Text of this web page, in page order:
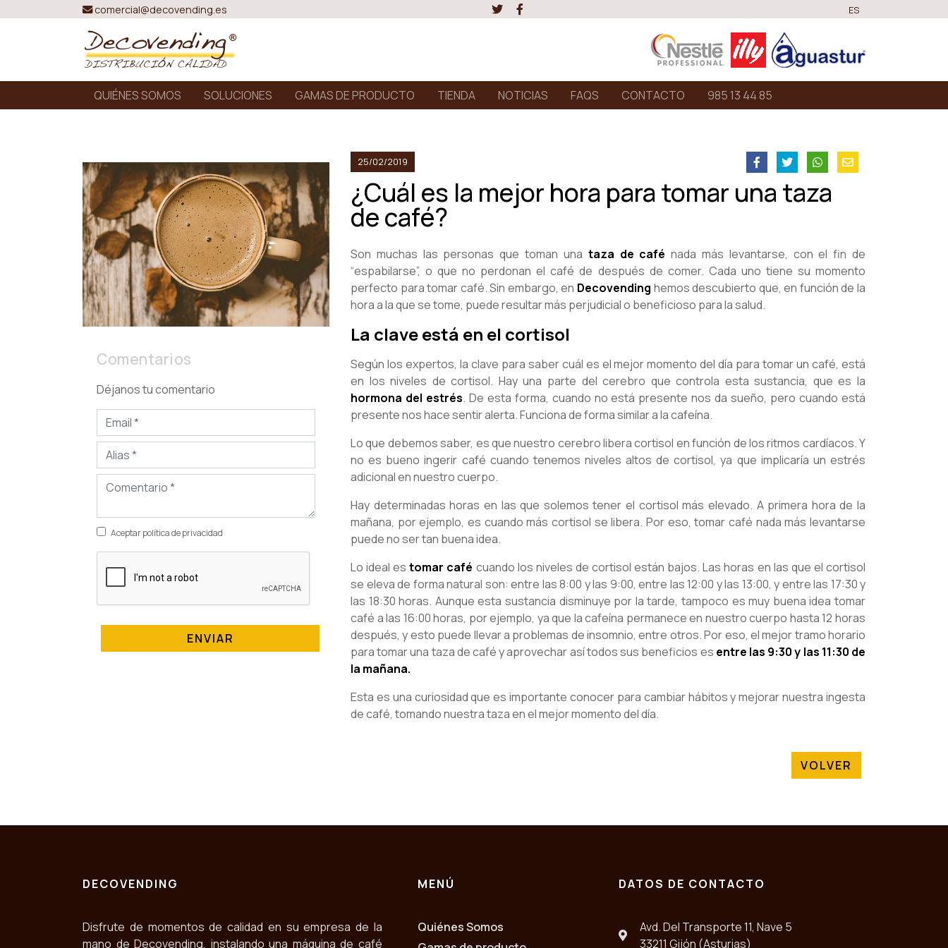
comercial@decovending.es ES
QUIÉNES SOMOS SOLUCIONES GAMAS DE PRODUCTO TIENDA NOTICIAS FAQS CONTACTO 985 13 44 85
Comentarios
Déjanos tu comentario
Aceptar política de privacidad
ENVIAR
25/02/2019
¿Cuál es la mejor hora para tomar una taza
de café?
Son muchas las personas que toman una taza de café nada más levantarse, con el fin de
“espabilarse”, o que no perdonan el café de después de comer. Cada uno tiene su momento
perfecto para tomar café. Sin embargo, en Decovending hemos descubierto que, en función de la
hora a la que se tome, puede resultar más perjudicial o beneficioso para la salud.
La clave está en el cortisol
Según los expertos, la clave para saber cuál es el mejor momento del día para tomar un café, está
en los niveles de cortisol. Hay una parte del cerebro que controla esta sustancia, que es la
hormona del estrés. De esta forma, cuando no está presente nos da sueño, pero cuando está
presente nos hace sentir alerta. Funciona de forma similar a la cafeína.
Lo que debemos saber, es que nuestro cerebro libera cortisol en función de los ritmos cardíacos. Y
no es bueno ingerir café cuando tenemos niveles altos de cortisol, ya que implicaría un estrés
adicional en nuestro cuerpo.
Hay determinadas horas en las que solemos tener el cortisol más elevado. A primera hora de la
mañana, por ejemplo, es cuando más cortisol se libera. Por eso, tomar café nada más levantarse
puede no ser tan buena idea.
Lo ideal estomar café cuando los niveles de cortisol están bajos. Las horas en las que el cortisol
se eleva de forma natural son: entre las 8:00 y las 9:00, entre las 12:00 y las 13:00, y entre las 17:30 y
las 18:30 horas. Aunque esta sustancia disminuye por la tarde, tampoco es muy buena idea tomar
café a las 16:00 horas, por ejemplo, ya que la cafeína permanece en nuestro cuerpo hasta 12 horas
después, y esto puede llevar a problemas de insomnio, entre otros. Por eso, el mejor tramo horario
para tomar una taza de café y aprovechar así todos sus beneficios es entre las 9:30 y las 11:30 de
la mañana.
Esta es una curiosidad que es importante conocer para cambiar hábitos y mejorar nuestra ingesta
de café, tomando nuestra taza en el mejor momento del día.
VOLVER
DECOVENDING
Disfrute de momentos de calidad en su empresa de la
mano de Decovending, instalando una máquina de café
MENÚ
Quiénes Somos
DATOS DE CONTACTO
Avd. Del Transporte 11, Nave 5
33211 Gijón (Asturias)